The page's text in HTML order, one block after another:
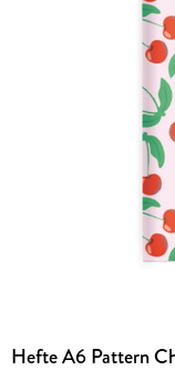
Hefte A6 Pattern